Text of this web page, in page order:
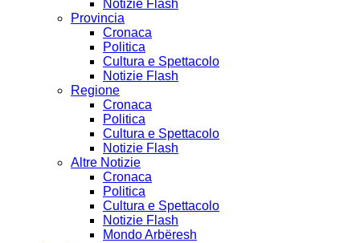
Notizie Flash
Provincia
Cronaca
Politica
Cultura e Spettacolo
Notizie Flash
Regione
Cronaca
Politica
Cultura e Spettacolo
Notizie Flash
Altre Notizie
Cronaca
Politica
Cultura e Spettacolo
Notizie Flash
Mondo Arbëresh